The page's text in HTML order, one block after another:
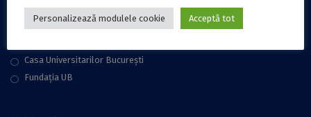
Muzeul UB
Casa Universitarilor București
Fundaţia UB
Personalizează modulele cookie Acceptă tot